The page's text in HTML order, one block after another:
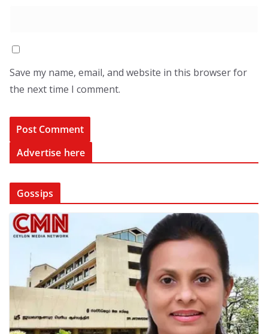
Save my name, email, and website in this browser for
the next time I comment.
Advertise here
Gossips